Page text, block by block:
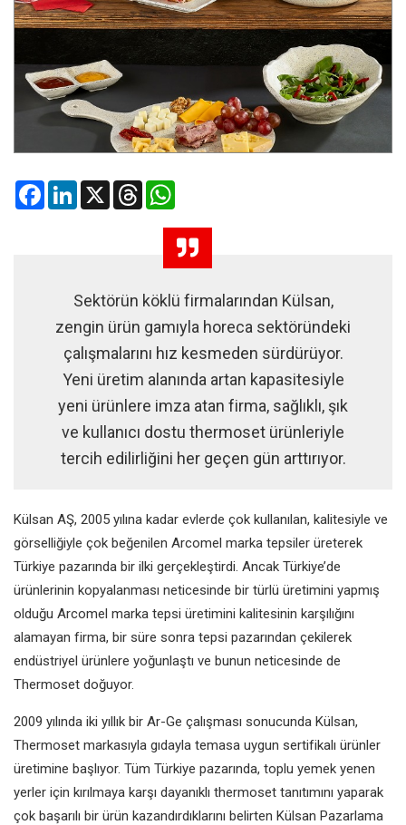
FacebookLinkedIn
X Threads
Sektörün köklü firmalarından Külsan,
zengin ürün gamıyla horeca sektöründeki
çalışmalarını hız kesmeden sürdürüyor.
Yeni üretim alanında artan kapasitesiyle
yeni ürünlere imza atan firma, sağlıklı, şık
ve kullanıcı dostu thermoset ürünleriyle
tercih edilirliğini her geçen gün arttırıyor.
Külsan AŞ, 2005 yılına kadar evlerde çok kullanılan, kalitesiyle ve
görselliğiyle çok beğenilen Arcomel marka tepsiler üreterek
Türkiye pazarında bir ilki gerçekleştirdi. Ancak Türkiye’de
ürünlerinin kopyalanması neticesinde bir türlü üretimini yapmış
olduğu Arcomel marka tepsi üretimini kalitesinin karşılığını
alamayan firma, bir süre sonra tepsi pazarından çekilerek
endüstriyel ürünlere yoğunlaştı ve bunun neticesinde de
Thermoset doğuyor.
2009 yılında iki yıllık bir Ar-Ge çalışması sonucunda Külsan,
Thermoset markasıyla gıdayla temasa uygun sertifikalı ürünler
üretimine başlıyor. Tüm Türkiye pazarında, toplu yemek yenen
yerler için kırılmaya karşı dayanıklı thermoset tanıtımını yaparak
çok başarılı bir ürün kazandırdıklarını belirten Külsan Pazarlama